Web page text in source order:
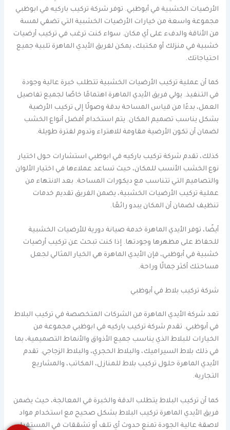
الأرضيات الخشبية في أبوظبي. توفر شركة تركيب باركيه في ابوظبي
مجموعة واسعة من خيارات الأرضيات الخشبية التي تضفي لمسة
من الأناقة والدفء على أي مكان. سواء كنت ترغب في تركيب أرضيات
خشبية في منزلك أو مكتبك، يمكن لفريق الأيدي الماهرة تلبية جميع
احتياجاتك.
كما أن عملية تركيب الأرضيات الخشبية تتطلب خبرة عالية وجودة
في التنفيذ. يولي فريق الأيدي الماهرة اهتمامًا خاصًا لجميع تفاصيل
العمل، بدءًا من قياس المساحة بدقة وصولًا إلى تركيب الأرضية
بشكل يناسب تصميم المكان. يتم استخدام أفضل أنواع الخشب
لضمان أن تكون الأرضية مقاومة للاهتراء وتدوم لفترة طويلة.
كذلك، تقدم شركة تركيب باركيه في ابوظبي استشارات حول اختيار
نوع الخشب الأنسب للمكان، حيث تساعد عملاءها في اختيار الألوان
والتصاميم التي تتناسب مع ديكورات المساحة. بعد الانتهاء من
عملية تركيب الأرضيات الخشبية، يضمن الفريق تقديم خدمات
تنظيف لضمان أن المكان يبدو رائعًا.
أيضًا، توفر الأيدي الماهرة خدمة صيانة دورية للأرضيات الخشبية
للحفاظ على مظهرها وجودتها. إذا كنت تبحث عن تركيب أرضيات
خشبية في أبوظبي، فإن الأيدي الماهرة هي الخيار المثالي لجعل
مساحتك أكثر جمالًا وراحة.
شركة تركيب بلاط في أبوظبي
تعد شركة الأيدي الماهرة من الشركات المتخصصة في تركيب البلاط
في أبوظبي. تقدم شركة تركيب باركيه في ابوظبي مجموعة من
الخيارات للبلاط الذي يناسب جميع الأذواق والأنماط التصميمية، بما
في ذلك بلاط السيراميك، والبلاط الحجري، والبلاط الزجاجي. تقدم
الأيدي الماهرة حلول تركيب بلاط للمنازل، المكاتب، والمشاريع
التجارية.
كما أن تركيب البلاط يتطلب الدقة والخبرة في المعالجة، حيث يضمن
فريق الأيدي الماهرة تركيب البلاط بشكل صحيح مع استخدام مواد
لاصقة عالية الجودة تمنع حدوث أي تلف أو تشققات في المستقبل.